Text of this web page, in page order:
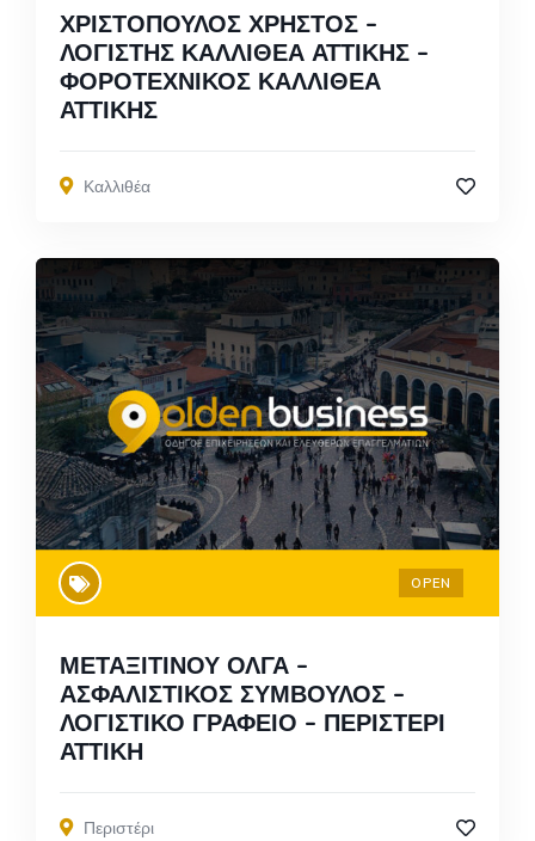
ΧΡΙΣΤΟΠΟΥΛΟΣ ΧΡΗΣΤΟΣ –
ΛΟΓΙΣΤΗΣ ΚΑΛΛΙΘΕΑ ΑΤΤΙΚΗΣ –
ΦΟΡΟΤΕΧΝΙΚΟΣ ΚΑΛΛΙΘΕΑ
ΑΤΤΙΚΗΣ
Καλλιθέα
OPEN
ΜΕΤΑΞΙΤΙΝΟΥ ΟΛΓΑ –
ΑΣΦΑΛΙΣΤΙΚΟΣ ΣΥΜΒΟΥΛΟΣ –
ΛΟΓΙΣΤΙΚΟ ΓΡΑΦΕΙΟ – ΠΕΡΙΣΤΕΡΙ
ΑΤΤΙΚΗ
Περιστέρι